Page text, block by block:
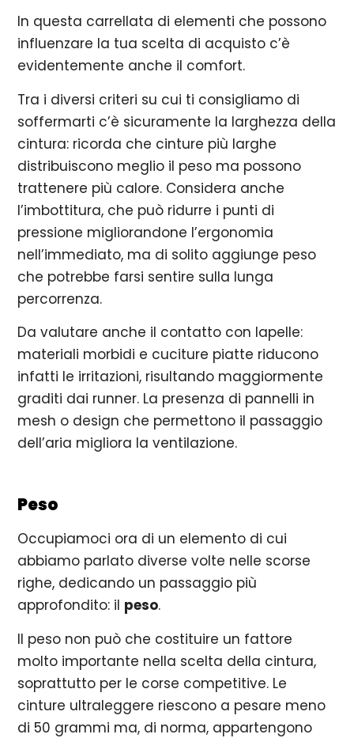
In questa carrellata di elementi che possono
influenzare la tua scelta di acquisto c’è
evidentemente anche il comfort.
Tra i diversi criteri su cui ti consigliamo di
soffermarti c’è sicuramente la larghezza della
cintura: ricorda che cinture più larghe
distribuiscono meglio il peso ma possono
trattenere più calore. Considera anche
l’imbottitura, che può ridurre i punti di
pressione migliorandone l’ergonomia
nell’immediato, ma di solito aggiunge peso
che potrebbe farsi sentire sulla lunga
percorrenza.
Da valutare anche il contatto con lapelle:
materiali morbidi e cuciture piatte riducono
infatti le irritazioni, risultando maggiormente
graditi dai runner. La presenza di pannelli in
mesh o design che permettono il passaggio
dell’aria migliora la ventilazione.
Peso
Occupiamoci ora di un elemento di cui
abbiamo parlato diverse volte nelle scorse
righe, dedicando un passaggio più
approfondito: il peso.
Il peso non può che costituire un fattore
molto importante nella scelta della cintura,
soprattutto per le corse competitive. Le
cinture ultraleggere riescono a pesare meno
di 50 grammi ma, di norma, appartengono